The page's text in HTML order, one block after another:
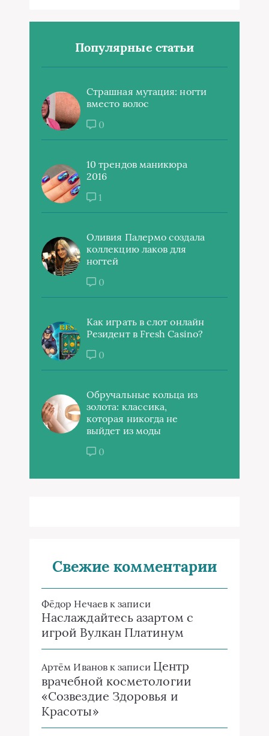
Популярные статьи
Страшная мутация: ногти
вместо волос
0
10 трендов маникюра
2016
1
Оливия Палермо создала
коллекцию лаков для
ногтей
0
Как играть в слот онлайн
Резидент в Fresh Casino?
0
Обручальные кольца из
золота: классика,
которая никогда не
выйдет из моды
0
Свежие комментарии
Фёдор Нечаевк записи
Наслаждайтесь азартом с
игрой Вулкан Платинум
Артём Ивановк записи Центр
врачебной косметологии
«Созвездие Здоровья и
Красоты»